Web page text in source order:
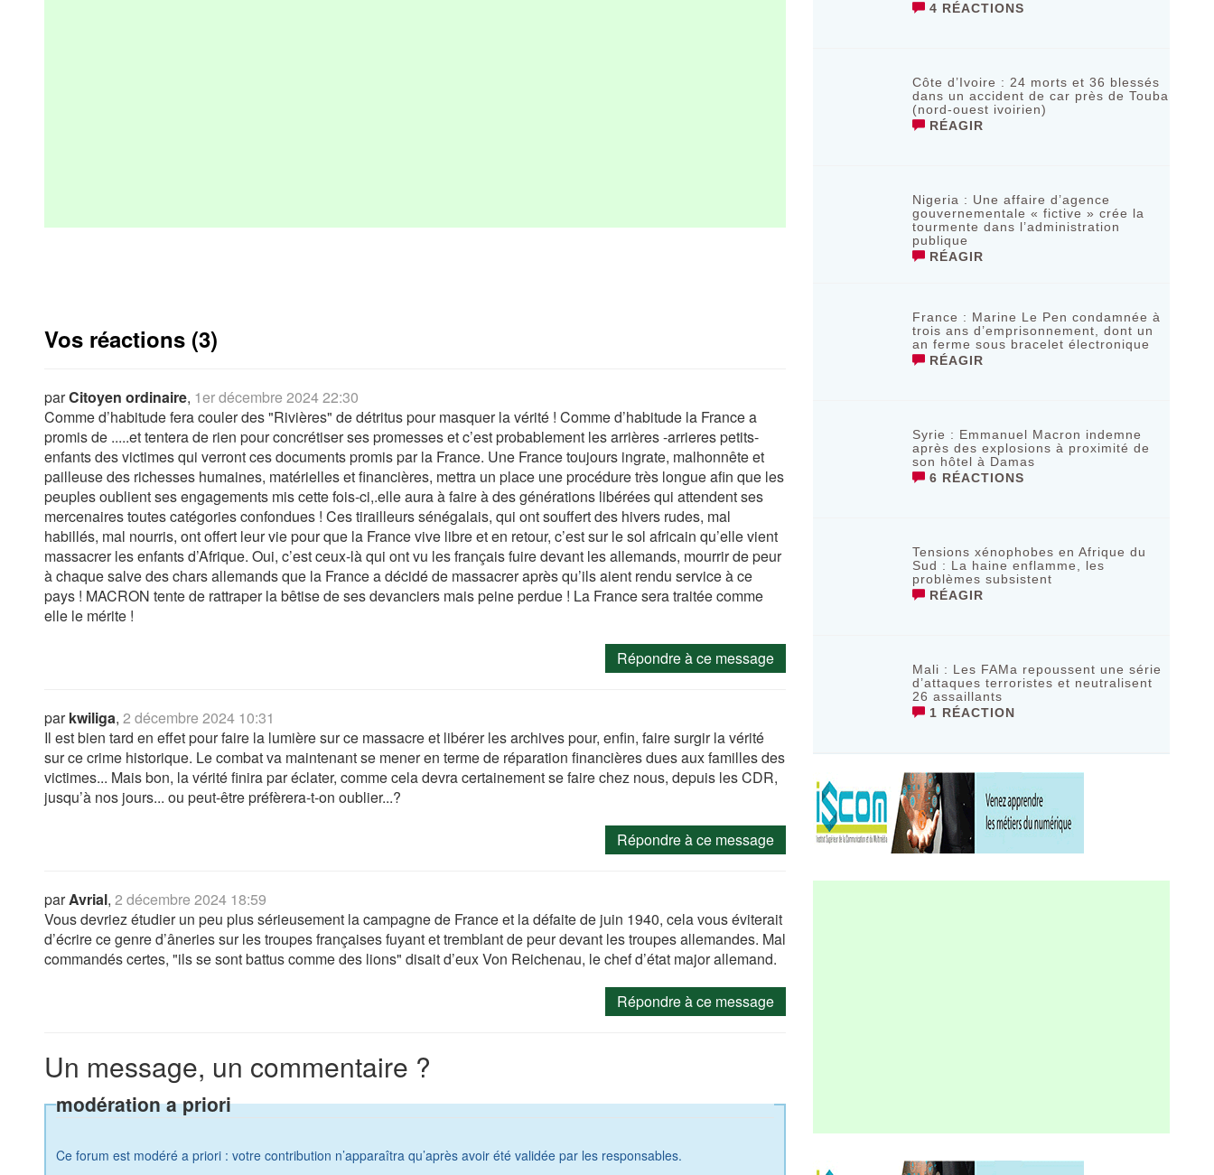
Vos réactions (3)
parCitoyen ordinaire, 1er décembre 2024 22:30
Comme d’habitude fera couler des "Rivières" de détritus pour masquer la vérité ! Comme d’habitude la France a
promis de .....et tentera de rien pour concrétiser ses promesses et c’est probablement les arrières -arrieres petits-
enfants des victimes qui verront ces documents promis par la France. Une France toujours ingrate, malhonnête et
pailleuse des richesses humaines, matérielles et financières, mettra un place une procédure très longue afin que les
peuples oublient ses engagements mis cette fois-ci,.elle aura à faire à des générations libérées qui attendent ses
mercenaires toutes catégories confondues ! Ces tirailleurs sénégalais, qui ont souffert des hivers rudes, mal
habillés, mal nourris, ont offert leur vie pour que la France vive libre et en retour, c’est sur le sol africain qu’elle vient
massacrer les enfants d’Afrique. Oui, c’est ceux-là qui ont vu les français fuire devant les allemands, mourrir de peur
à chaque salve des chars allemands que la France a décidé de massacrer après qu’ils aient rendu service à ce
pays ! MACRON tente de rattraper la bêtise de ses devanciers mais peine perdue ! La France sera traitée comme
elle le mérite !
Répondre à ce message
parkwiliga, 2 décembre 2024 10:31
Il est bien tard en effet pour faire la lumière sur ce massacre et libérer les archives pour, enfin, faire surgir la vérité
sur ce crime historique. Le combat va maintenant se mener en terme de réparation financières dues aux familles des
victimes... Mais bon, la vérité finira par éclater, comme cela devra certainement se faire chez nous, depuis les CDR,
jusqu’à nos jours... ou peut-être préfèrera-t-on oublier...?
Répondre à ce message
parAvrial, 2 décembre 2024 18:59
Vous devriez étudier un peu plus sérieusement la campagne de France et la défaite de juin 1940, cela vous éviterait
d’écrire ce genre d’âneries sur les troupes françaises fuyant et tremblant de peur devant les troupes allemandes. Mal
commandés certes, "ils se sont battus comme des lions" disait d’eux Von Reichenau, le chef d’état major allemand.
Répondre à ce message
Un message, un commentaire ?
modération a priori
Ce forum est modéré a priori : votre contribution n’apparaîtra qu’après avoir été validée par les responsables.
4 RÉACTIONS
Côte d’Ivoire : 24 morts et 36 blessés
dans un accident de car près de Touba
(nord-ouest ivoirien)
RÉAGIR
Nigeria : Une affaire d’agence
gouvernementale « fictive » crée la
tourmente dans l’administration
publique
RÉAGIR
France : Marine Le Pen condamnée à
trois ans d’emprisonnement, dont un
an ferme sous bracelet électronique
RÉAGIR
Syrie : Emmanuel Macron indemne
après des explosions à proximité de
son hôtel à Damas
6 RÉACTIONS
Tensions xénophobes en Afrique du
Sud : La haine enflamme, les
problèmes subsistent
RÉAGIR
Mali : Les FAMa repoussent une série
d’attaques terroristes et neutralisent
26 assaillants
1 RÉACTION